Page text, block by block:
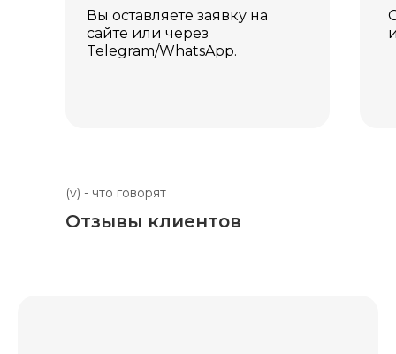
Вы оставляете заявку на
сайте или через
Telegram/WhatsApp.
(v) - что говорят
Отзывы клиентов